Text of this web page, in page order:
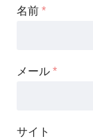
名前 *
メール *
サイト